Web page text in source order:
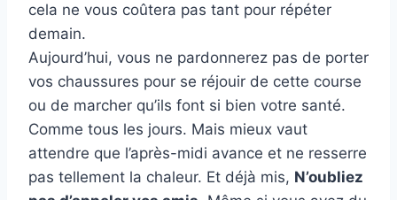
cela ne vous coûtera pas tant pour répéter
demain.
Aujourd’hui, vous ne pardonnerez pas de porter
vos chaussures pour se réjouir de cette course
ou de marcher qu’ils font si bien votre santé.
Comme tous les jours. Mais mieux vaut
attendre que l’après-midi avance et ne resserre
pas tellement la chaleur. Et déjà mis, N’oubliez